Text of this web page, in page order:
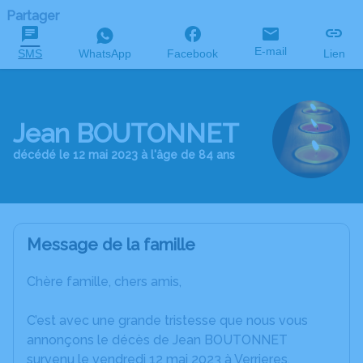
Partager
SMS WhatsApp Facebook E-mail Lien
Jean BOUTONNET
décédé le 12 mai 2023 à l'âge de 84 ans
Message de la famille
Chère famille, chers amis,
C’est avec une grande tristesse que nous vous
annonçons le décès de Jean BOUTONNET
survenu le vendredi 12 mai 2023 à Verrieres.